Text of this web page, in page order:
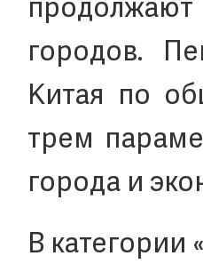
городов.
Китая по
трем
города и
В категории